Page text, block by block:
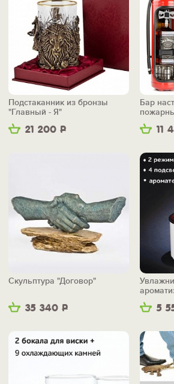
21 200 Р
Подстаканник из бронзы
"Главный - Я"
11
Бар
35 340 Р
Скульптура "Договор"
5